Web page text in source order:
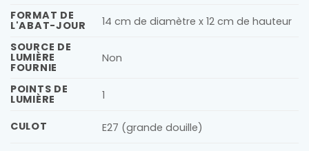
FORMAT DE
L'ABAT-JOUR
14 cm de diamètre x 12 cm de hauteur
SOURCE DE
LUMIÈRE
FOURNIE
Non
POINTS DE
LUMIÈRE 1
CULOT E27 (grande douille)